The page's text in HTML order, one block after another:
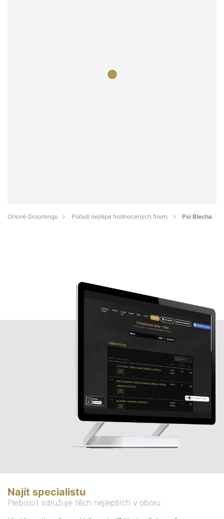
Orlové Groomingu Pořadí nejlépe hodnocených firem. Psí Blecha
Najít specialistu
Plebiscit sdružuje těch nejlepších v oboru